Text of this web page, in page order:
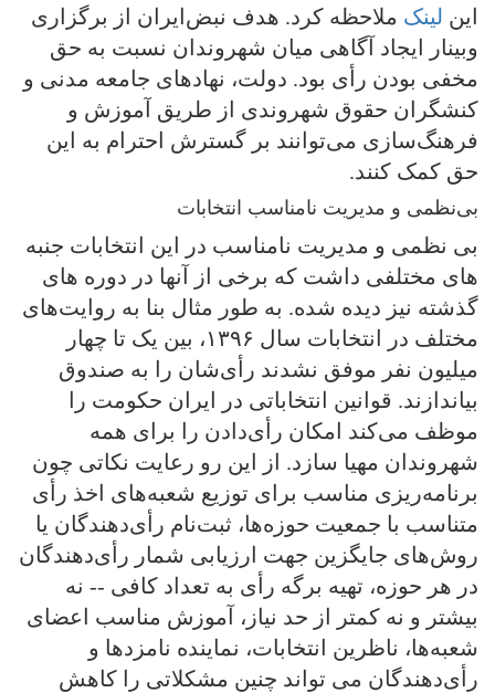
این لینک ملاحظه کرد. هدف نبض‌ایران از برگزاری
وبینار ایجاد آگاهی میان شهروندان نسبت به حق
مخفی بودن رأی بود. دولت، نهادهای جامعه مدنی و
کنشگران حقوق شهروندی از طریق آموزش و
فرهنگ‌سازی می‌توانند بر گسترش احترام به این
حق کمک کنند.
بی‌نظمی و مدیریت نامناسب انتخابات
بی نظمی و مدیریت نامناسب در این انتخابات جنبه
های مختلفی داشت که برخی از آنها در دوره های
گذشته نیز دیده شده. به طور مثال بنا به روایت‌های
مختلف در انتخابات سال ۱۳۹۶، بین یک تا چهار
میلیون نفر موفق نشدند رأی‌شان را به صندوق
بیاندازند. قوانین انتخاباتی در ایران حکومت را
موظف می‌کند امکان رأی‌دادن را برای همه
شهروندان مهیا سازد. از این رو رعایت نکاتی چون
برنامه‌ریزی مناسب برای توزیع شعبه‌های اخذ رأی
متناسب با جمعیت حوزه‌ها، ثبت‌نام رأی‌دهندگان یا
روش‌های جایگزین جهت ارزیابی شمار رأی‌دهندگان
در هر حوزه، تهیه برگه رأی به تعداد کافی -- نه
بیشتر و نه کمتر از حد نیاز، آموزش مناسب اعضای
شعبه‌ها، ناظرین انتخابات، نماینده نامزدها و
رأی‌دهندگان می تواند چنین مشکلاتی را کاهش